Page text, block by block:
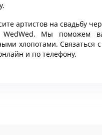
артистов на свадьбу
WedWed. Мы поможем
хлопотами. Связаться
и по телефону.